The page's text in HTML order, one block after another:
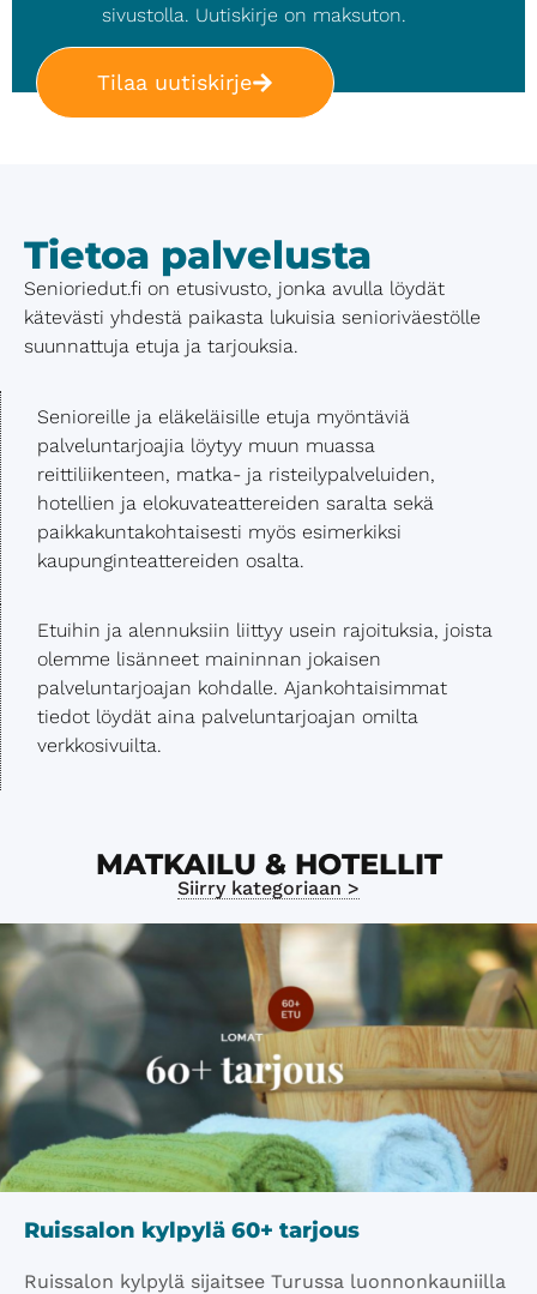
sivustolla. Uutiskirje on maksuton.
Tilaa uutiskirje
Tietoa palvelusta
Senioriedut.fi on etusivusto, jonka avulla löydät
kätevästi yhdestä paikasta lukuisia senioriväestölle
suunnattuja etuja ja tarjouksia.
Senioreille ja eläkeläisille etuja myöntäviä
palveluntarjoajia löytyy muun muassa
reittiliikenteen, matka- ja risteilypalveluiden,
hotellien ja elokuvateattereiden saralta sekä
paikkakuntakohtaisesti myös esimerkiksi
kaupunginteattereiden osalta.
Etuihin ja alennuksiin liittyy usein rajoituksia, joista
olemme lisänneet maininnan jokaisen
palveluntarjoajan kohdalle. Ajankohtaisimmat
tiedot löydät aina palveluntarjoajan omilta
verkkosivuilta.
MATKAILU & HOTELLIT
Siirry kategoriaan >
Ruissalon kylpylä 60+ tarjous
Ruissalon kylpylä sijaitsee Turussa luonnonkauniilla